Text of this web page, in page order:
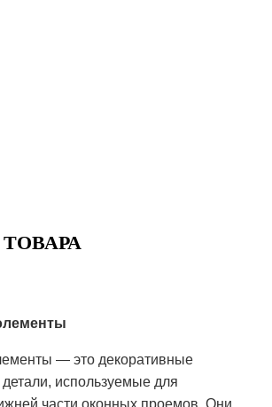
— это декоративные
используемые для